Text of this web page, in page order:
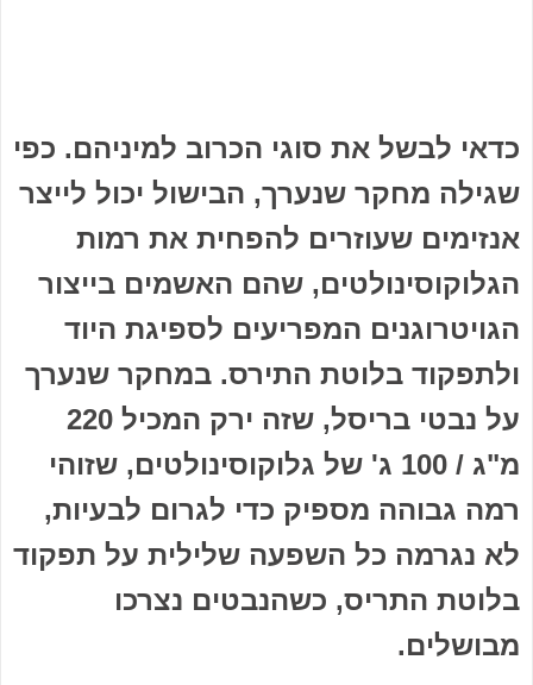
כדאי לבשל את סוגי הכרוב למיניהם. כפי
שגילה מחקר שנערך, הבישול יכול לייצר
אנזימים שעוזרים להפחית את רמות
הגלוקוסינולטים, שהם האשמים בייצור
הגויטרוגנים המפריעים לספיגת היוד
ולתפקוד בלוטת התירס. במחקר שנערך
על נבטי בריסל, שזה ירק המכיל 220
מ"ג / 100 ג' של גלוקוסינולטים, שזוהי
רמה גבוהה מספיק כדי לגרום לבעיות,
לא נגרמה כל השפעה שלילית על תפקוד
בלוטת התריס, כשהנבטים נצרכו
מבושלים.